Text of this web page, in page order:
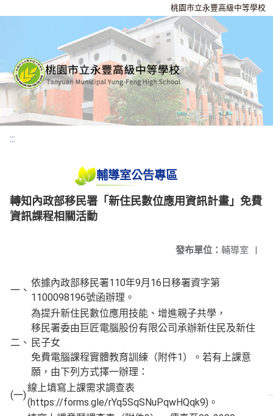
桃園市立永豐高級中等學校
:::
輔導室公告專區
轉知內政部移民署「新住民數位應用資訊計畫」免費
資訊課程相關活動
發布單位： 輔導室 |
一、
依據內政部移民署110年9月16日移署資字第
1100098196號函辦理。
二、
為提升新住民數位應用技能、增進親子共學，
移民署委由巨匠電腦股份有限公司承辦新住民及新住
民子女
免費電腦課程實體教育訓練（附件1）。若有上課意
願，由下列方式擇一辦理：
(一)
線上填寫上課需求調查表
(https://forms.gle/rYq5SqSNuPqwHQqk9)。